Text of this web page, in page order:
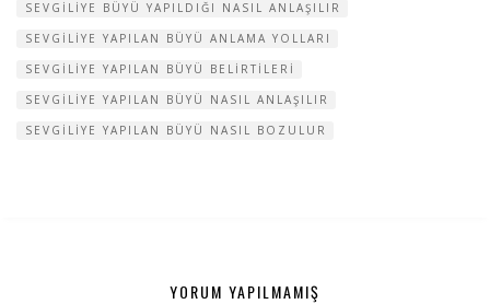
SEVGILIYE BÜYÜ YAPILDIĞI NASIL ANLAŞILIR
SEVGILIYE YAPILAN BÜYÜ ANLAMA YOLLARI
SEVGILIYE YAPILAN BÜYÜ BELIRTILERI
SEVGILIYE YAPILAN BÜYÜ NASIL ANLAŞILIR
SEVGILIYE YAPILAN BÜYÜ NASIL BOZULUR
YORUM YAPILMAMIŞ